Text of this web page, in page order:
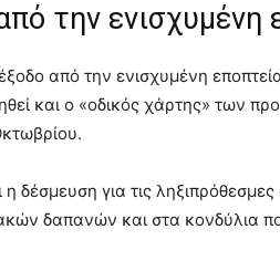
την ενισχυμένη
από την ενισχυμένη
και ο «οδικός χάρτης» των
η δέσμευση για τις
δαπανών και στα κονδύλια